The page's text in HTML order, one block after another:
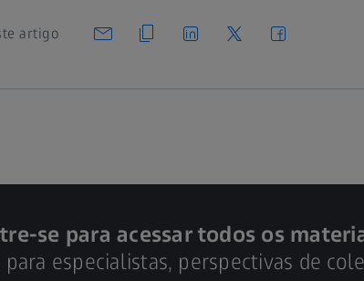
artigo
se para acessar todos os
para especialistas, perspectivas de